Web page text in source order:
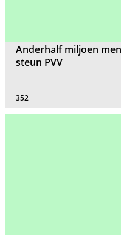
Anderhalf miljoen
steun PVV
352